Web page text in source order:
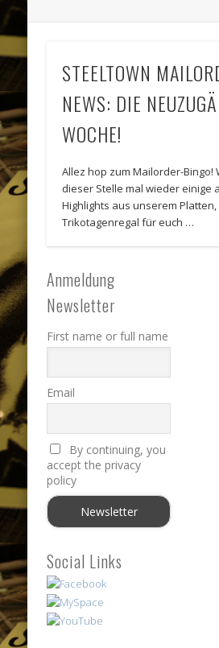
STEELTOWN
NEWS: DIE
WOCHE!
Allez hop zum Mailorder-Bingo!
dieser Stelle mal wieder einige
Highlights aus unserem Platten,
Trikotagenregal für euch …
Anmeldung
Newsletter
First name or full name
Email
By continuing, you
accept the privacy
policy
Social Links